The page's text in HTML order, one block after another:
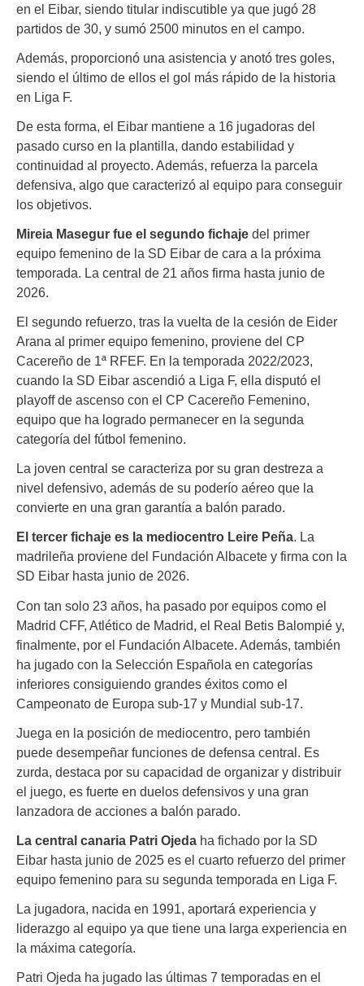
en el Eibar, siendo titular indiscutible ya que jugó 28
partidos de 30, y sumó 2500 minutos en el campo.
Además, proporcionó una asistencia y anotó tres goles,
siendo el último de ellos el gol más rápido de la historia
en Liga F.
De esta forma, el Eibar mantiene a 16 jugadoras del
pasado curso en la plantilla, dando estabilidad y
continuidad al proyecto. Además, refuerza la parcela
defensiva, algo que caracterizó al equipo para conseguir
los objetivos.
Mireia Masegur fue el segundo fichaje del primer
equipo femenino de la SD Eibar de cara a la próxima
temporada. La central de 21 años firma hasta junio de
2026.
El segundo refuerzo, tras la vuelta de la cesión de Eider
Arana al primer equipo femenino, proviene del CP
Cacereño de 1ª RFEF. En la temporada 2022/2023,
cuando la SD Eibar ascendió a Liga F, ella disputó el
playoff de ascenso con el CP Cacereño Femenino,
equipo que ha logrado permanecer en la segunda
categoría del fútbol femenino.
La joven central se caracteriza por su gran destreza a
nivel defensivo, además de su poderío aéreo que la
convierte en una gran garantía a balón parado.
El tercer fichaje es la mediocentro Leire Peña. La
madrileña proviene del Fundación Albacete y firma con la
SD Eibar hasta junio de 2026.
Con tan solo 23 años, ha pasado por equipos como el
Madrid CFF, Atlético de Madrid, el Real Betis Balompié y,
finalmente, por el Fundación Albacete. Además, también
ha jugado con la Selección Española en categorías
inferiores consiguiendo grandes éxitos como el
Campeonato de Europa sub-17 y Mundial sub-17.
Juega en la posición de mediocentro, pero también
puede desempeñar funciones de defensa central. Es
zurda, destaca por su capacidad de organizar y distribuir
el juego, es fuerte en duelos defensivos y una gran
lanzadora de acciones a balón parado.
La central canaria Patri Ojeda ha fichado por la SD
Eibar hasta junio de 2025 es el cuarto refuerzo del primer
equipo femenino para su segunda temporada en Liga F.
La jugadora, nacida en 1991, aportará experiencia y
liderazgo al equipo ya que tiene una larga experiencia en
la máxima categoría.
Patri Ojeda ha jugado las últimas 7 temporadas en el